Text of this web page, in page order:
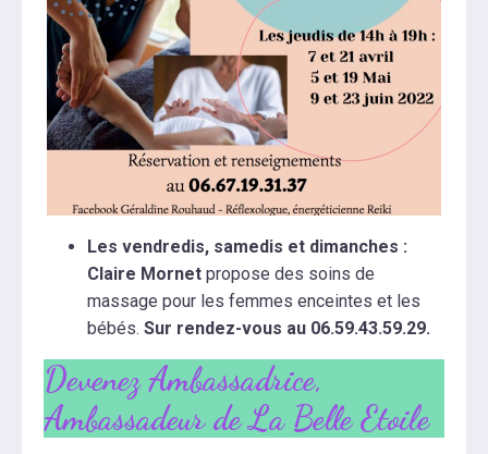
Les vendredis, samedis et dimanches :
Claire Mornet propose des soins de
massage pour les femmes enceintes et les
bébés. Sur rendez-vous au 06.59.43.59.29.
Devenez Ambassadrice,
Ambassadeur de La Belle Etoile